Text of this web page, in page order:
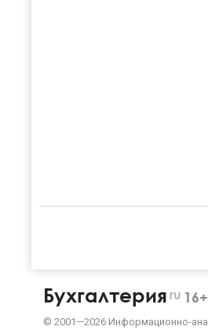
Бухгалтерия ru 16+
© 2001—2026 Информационно-